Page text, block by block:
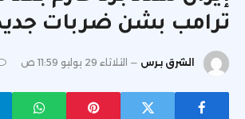
ترامب بشن ضربات
الشرق برس الثلاثاء 29 يوليو 11:59 ص